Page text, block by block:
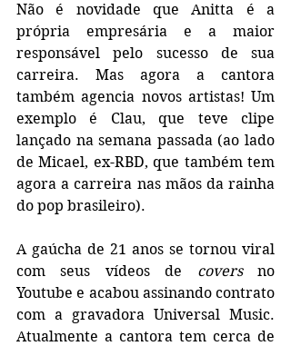
Não é novidade que Anitta é a
própria empresária e a maior
responsável pelo sucesso de sua
carreira. Mas agora a cantora
também agencia novos artistas! Um
exemplo é Clau, que teve clipe
lançado na semana passada (ao lado
de Micael, ex-RBD, que também tem
agora a carreira nas mãos da rainha
do pop brasileiro).
A gaúcha de 21 anos se tornou viral
com seus vídeos de covers no
Youtube e acabou assinando contrato
com a gravadora Universal Music.
Atualmente a cantora tem cerca de